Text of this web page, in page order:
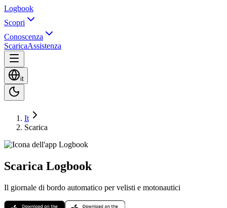
Logbook
Scopri
Conoscenza
ScaricaAssistenza
it
It
Scarica
Scarica Logbook
Il giornale di bordo automatico per velisti e motonautici